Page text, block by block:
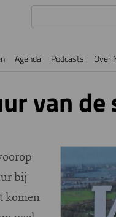
Agenda Podcasts Over
van de
bij
komen